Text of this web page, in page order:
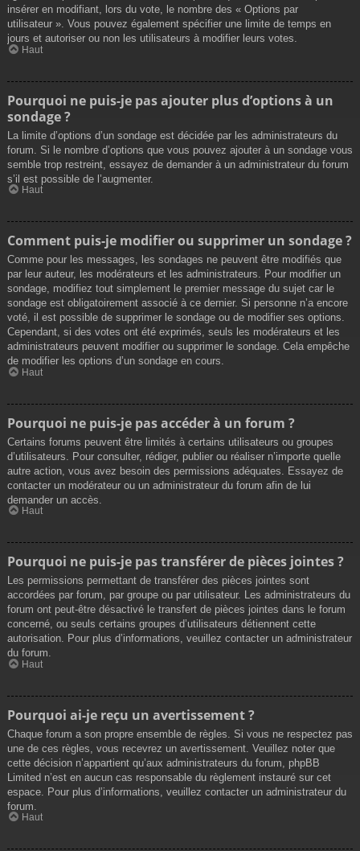
insérer en modifiant, lors du vote, le nombre des « Options par
utilisateur ». Vous pouvez également spécifier une limite de temps en
jours et autoriser ou non les utilisateurs à modifier leurs votes.
Haut
Pourquoi ne puis-je pas ajouter plus d’options à un
sondage ?
La limite d’options d’un sondage est décidée par les administrateurs du
forum. Si le nombre d’options que vous pouvez ajouter à un sondage vous
semble trop restreint, essayez de demander à un administrateur du forum
s’il est possible de l’augmenter.
Haut
Comment puis-je modifier ou supprimer un sondage ?
Comme pour les messages, les sondages ne peuvent être modifiés que
par leur auteur, les modérateurs et les administrateurs. Pour modifier un
sondage, modifiez tout simplement le premier message du sujet car le
sondage est obligatoirement associé à ce dernier. Si personne n’a encore
voté, il est possible de supprimer le sondage ou de modifier ses options.
Cependant, si des votes ont été exprimés, seuls les modérateurs et les
administrateurs peuvent modifier ou supprimer le sondage. Cela empêche
de modifier les options d’un sondage en cours.
Haut
Pourquoi ne puis-je pas accéder à un forum ?
Certains forums peuvent être limités à certains utilisateurs ou groupes
d’utilisateurs. Pour consulter, rédiger, publier ou réaliser n’importe quelle
autre action, vous avez besoin des permissions adéquates. Essayez de
contacter un modérateur ou un administrateur du forum afin de lui
demander un accès.
Haut
Pourquoi ne puis-je pas transférer de pièces jointes ?
Les permissions permettant de transférer des pièces jointes sont
accordées par forum, par groupe ou par utilisateur. Les administrateurs du
forum ont peut-être désactivé le transfert de pièces jointes dans le forum
concerné, ou seuls certains groupes d’utilisateurs détiennent cette
autorisation. Pour plus d’informations, veuillez contacter un administrateur
du forum.
Haut
Pourquoi ai-je reçu un avertissement ?
Chaque forum a son propre ensemble de règles. Si vous ne respectez pas
une de ces règles, vous recevrez un avertissement. Veuillez noter que
cette décision n’appartient qu’aux administrateurs du forum, phpBB
Limited n’est en aucun cas responsable du règlement instauré sur cet
espace. Pour plus d’informations, veuillez contacter un administrateur du
forum.
Haut